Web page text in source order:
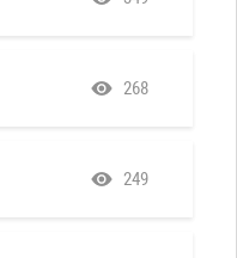
268
249